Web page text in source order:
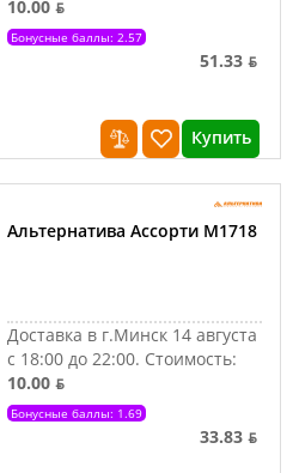
10.00 ƃ
Бонусные баллы: 2.57
51.33 ƃ
Купить
Альтернатива Ассорти М1718
Доставка в г.Минск 14 августа
с 18:00 до 22:00. Стоимость:
10.00 ƃ
Бонусные баллы: 1.69
33.83 ƃ